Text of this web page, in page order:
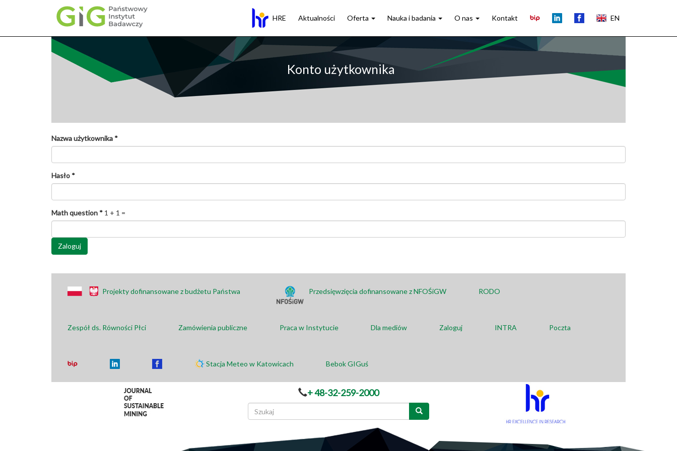
Przejdź
HRE Aktualności Oferta Nauka i badania O nas Kontakt EN
Konto użytkownika
Nazwa użytkownika *
Hasło *
Math question * 1 + 1 =
Zaloguj
Projekty dofinansowane z budżetu Państwa Przedsięwzięcia dofinansowane z NFOŚiGW RODO
Zespół ds. Równości Płci Zamówienia publiczne Praca w Instytucie Dla mediów Zaloguj INTRA Poczta
Stacja Meteo w Katowicach Bebok GIGuś
+ 48-32-259-2000
Formularz